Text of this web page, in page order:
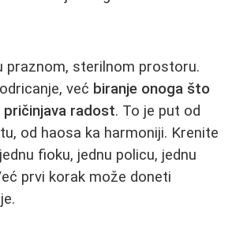
praznom, sterilnom prostoru.
već biranje onoga što
radost. To je put od
od haosa ka harmoniji. Krenite
fioku, jednu policu, jednu
prvi korak može doneti